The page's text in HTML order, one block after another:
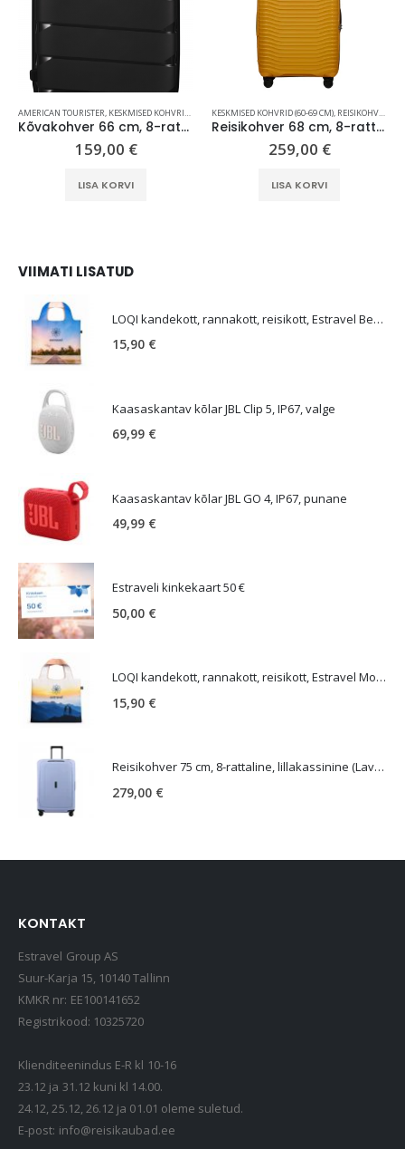
AMERICAN TOURISTER, KESKMISED KOHVRID (60-69 CM) ,REISIKOHVRID
Kõvakohver 66 cm, 8-rattaline, must, TSA koodlukk, American Tourister Air Move
159,00 €
LISA KORVI
KESKMISED KOHVRID (60-69 CM), REISIKOHVRID
Reisikohver 68 cm, 8-rattaline, kollane, laiendatav, TSA koodlukk, Samsonite Upscape
259,00 €
LISA KORVI
VIIMATI LISATUD
LOQI kandekott, rannakott, reisikott, Estravel Beach Bag
15,90 €
Kaasaskantav kõlar JBL Clip 5, IP67, valge
69,99 €
Kaasaskantav kõlar JBL GO 4, IP67, punane
49,99 €
Estraveli kinkekaart 50 €
50,00 €
LOQI kandekott, rannakott, reisikott, Estravel Mountain Bag
15,90 €
Reisikohver 75 cm, 8-rattaline, lillakassinine (Lavendel), TSA koodlukk, Samsonite Essens
279,00 €
KONTAKT
Estravel Group AS
Suur-Karja 15, 10140 Tallinn
KMKR nr: EE100141652
Registrikood: 10325720
Klienditeenindus E-R kl 10-16
23.12 ja 31.12 kuni kl 14.00.
24.12, 25.12, 26.12 ja 01.01 oleme suletud.
E-post: info@reisikaubad.ee